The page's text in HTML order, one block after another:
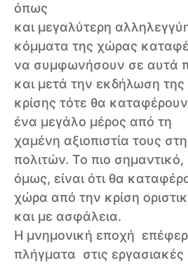
όπως
και μεγαλύτερη
κόμματα της χώρας
να συμφωνήσουν σε αυτά
και μετά την εκδήλωση της
κρίσης τότε θα
ένα μεγάλο μέρος από τη
χαμένη αξιοπιστία τους
πολιτών. Το πιο σημαντικό,
όμως, είναι ότι θα
χώρα από την κρίση
και με ασφάλεια.
Η μνημονική εποχή
πλήγματα στις εργασιακές